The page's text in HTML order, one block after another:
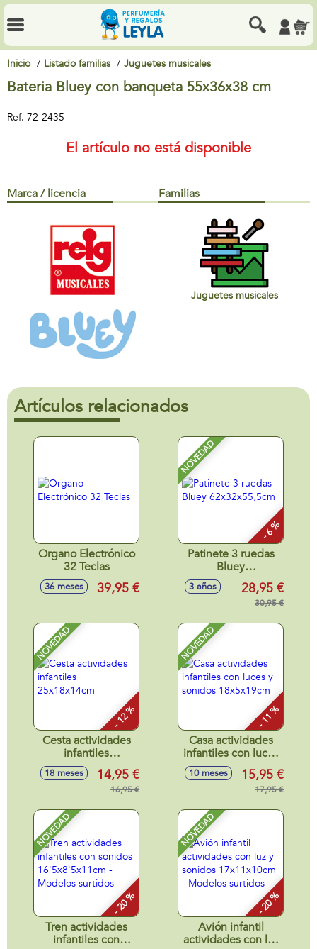
Inicio Listado familias Juguetes musicales
Bateria Bluey con banqueta 55x36x38 cm
Ref. 72-2435
El artículo no está disponible
Marca / licencia Familias
Juguetes musicales
Artículos relacionados
Organo Electrónico
32 Teclas
36 meses 39,95 €
NOVEDAD
- 6 %
Patinete 3 ruedas
Bluey
62x32x55,5cm
3 años 28,95 €
30,95 €
NOVEDAD
- 12 %
Cesta actividades
infantiles
25x18x14cm
18 meses 14,95 €
16,95 €
NOVEDAD
- 11 %
Casa actividades
infantiles con luces
y sonidos
18x5x19cm
10 meses 15,95 €
17,95 €
NOVEDAD
- 20 %
Tren actividades
infantiles con
NOVEDAD
- 20 %
Avión infantil
actividades con luz